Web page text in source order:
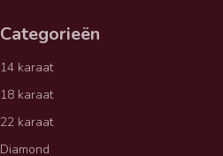
Categorieën
14 karaat
18 karaat
22 karaat
Diamond